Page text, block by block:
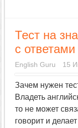
Тест на
с ответами
English Guru 15
Зачем нужен
Владеть
то не может
говорит и